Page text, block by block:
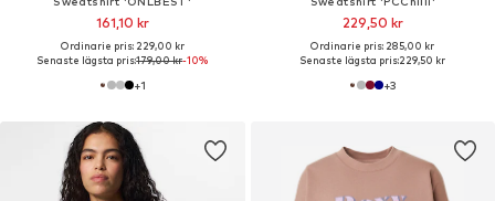
161,10 kr
Ordinarie pris: 229,00 kr
Senaste lägsta pris:179,00 kr-10%
+1
229,50 kr
Ordinarie pris: 285,00 kr
Senaste lägsta pris:229,50 kr
+3